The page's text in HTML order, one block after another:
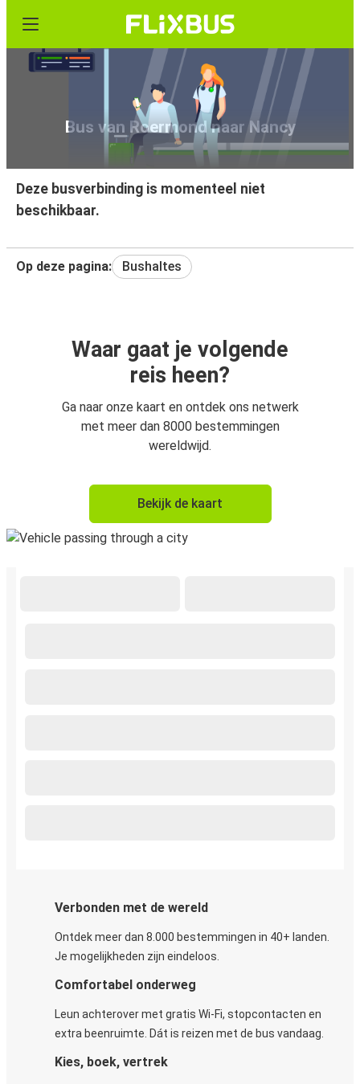
Bus van Roermond naar Nancy
Deze busverbinding is momenteel niet
beschikbaar.
Op deze pagina: Bushaltes
Waar gaat je volgende
reis heen?
Ga naar onze kaart en ontdek ons netwerk
met meer dan 8000 bestemmingen
wereldwijd.
Bekijk de kaart
Verbonden met de wereld
Ontdek meer dan 8.000 bestemmingen in 40+ landen.
Je mogelijkheden zijn eindeloos.
Comfortabel onderweg
Leun achterover met gratis Wi-Fi, stopcontacten en
extra beenruimte. Dát is reizen met de bus vandaag.
Kies, boek, vertrek